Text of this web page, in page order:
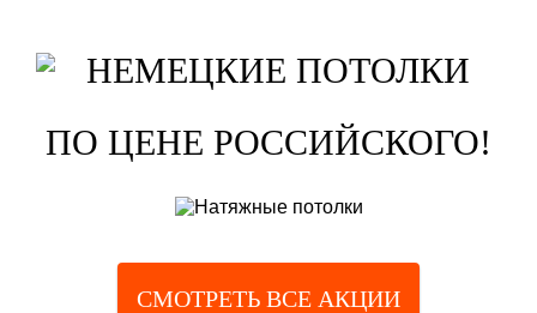
ПО ЦЕНЕ РОССИЙСКОГО!
СМОТРЕТЬ ВСЕ АКЦИИ